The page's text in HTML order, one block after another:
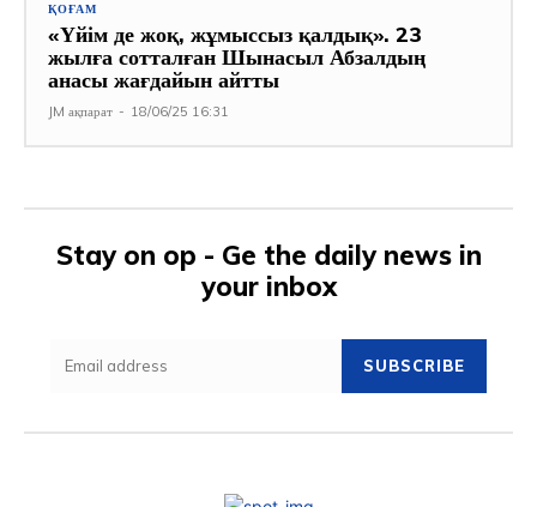
ҚОҒАМ
«Үйім де жоқ, жұмыссыз қалдық». 23
жылға сотталған Шынасыл Абзалдың
анасы жағдайын айтты
JM ақпарат - 18/06/25 16:31
Stay on op - Ge the daily news in
your inbox
SUBSCRIBE